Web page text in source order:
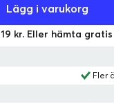
Lägg i varukorg
kr. Eller hämta
Fler